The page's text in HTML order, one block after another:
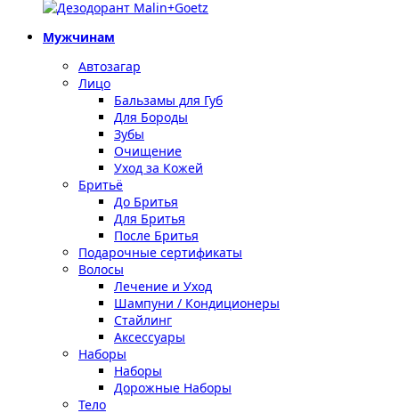
Мужчинам
Автозагар
Лицо
Бальзамы для Губ
Для Бороды
Зубы
Очищение
Уход за Кожей
Бритьё
До Бритья
Для Бритья
После Бритья
Подарочные сертификаты
Волосы
Лечение и Уход
Шампуни / Кондиционеры
Стайлинг
Аксессуары
Наборы
Наборы
Дорожные Наборы
Тело